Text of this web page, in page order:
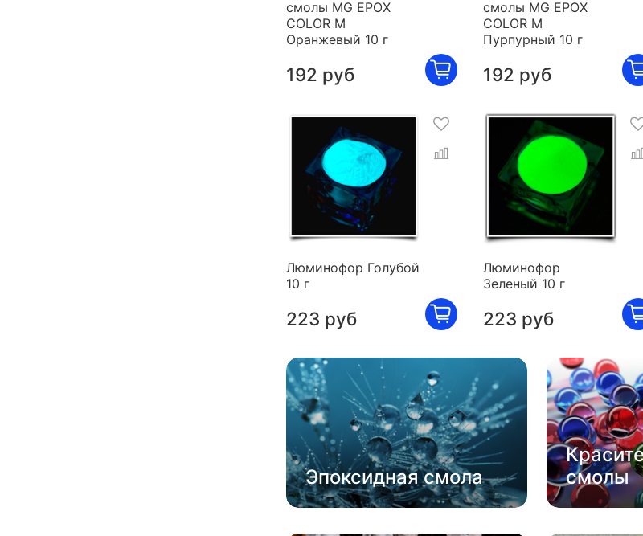
смолы MG EPOX
COLOR M
Оранжевый 10 г
192 руб
смолы MG EPOX
COLOR M
Пурпурный 10 г
192 руб
Люминофор Голубой
10 г
223 руб
Люминофор
Зеленый 10 г
223 руб
Эпоксидная смола
смолы